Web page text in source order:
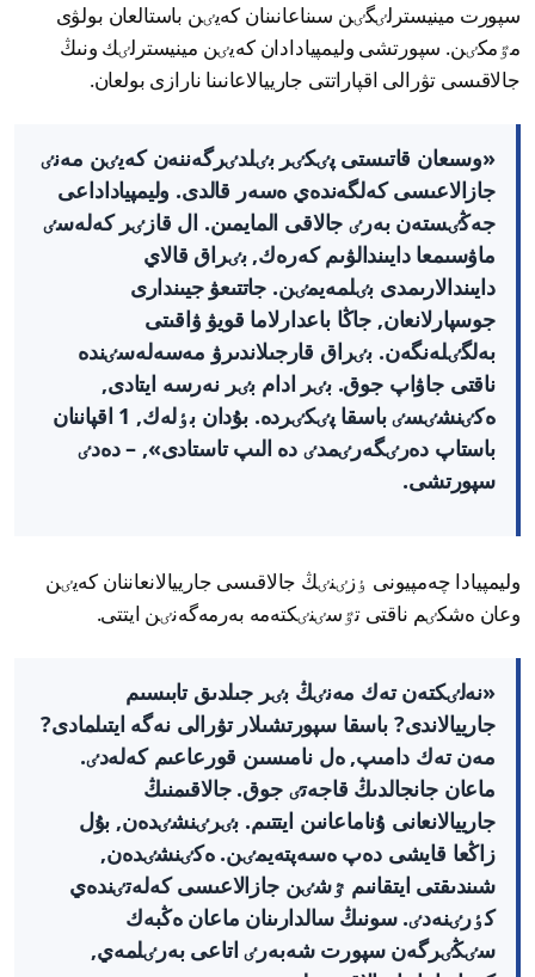
سپورت مينيسترلٸگٸن سىناعانىنان كەيٸن باستالعان بولۋى
مٷمكٸن. سپورتشى وليمپيادادان كەيٸن مينيسترلٸك ونىڭ
جالاقىسى تۋرالى اقپاراتتى جارييالاعانىنا نارازى بولعان.
«وسىعان قاتىستى پٸكٸر بٸلدٸرگەننەن كەيٸن مەنٸ
جازالاعىسى كەلگەندەي ەسەر قالدى. وليمپياداداعى
جەڭٸستەن بەرٸ جالاقى المايمىن. ال قازٸر كەلەسٸ
ماۋسىمعا دايىندالۋىم كەرەك, بٸراق قالاي
دايىندالارىمدى بٸلمەيمٸن. جاتتىعۋ جيىندارى
جوسپارلانعان, جاڭا باعدارلاما قويۋ ۋاقىتى
بەلگٸلەنگەن. بٸراق قارجىلاندىرۋ مەسەلەسٸندە
ناقتى جاۋاپ جوق. بٸر ادام بٸر نەرسە ايتادى,
ەكٸنشٸسٸ باسقا پٸكٸردە. بۇدان بٶلەك, 1 اقپاننان
باستاپ دەرٸگەرٸمدٸ دە الىپ تاستادى», – دەدٸ
سپورتشى.
وليمپيادا چەمپيونى ٶزٸنٸڭ جالاقىسى جارييالانعاننان كەيٸن
وعان ەشكٸم ناقتى تٷسٸنٸكتەمە بەرمەگەنٸن ايتتى.
«نەلٸكتەن تەك مەنٸڭ بٸر جىلدىق تابىسىم
جارييالاندى? باسقا سپورتشىلار تۋرالى نەگە ايتىلمادى?
مەن تەك دامىپ, ەل نامىسىن قورعاعىم كەلەدٸ.
ماعان جانجالدىڭ قاجەتٸ جوق. جالاقىمنىڭ
جارييالانعانى ۇناماعانىن ايتتىم. بٸرٸنشٸدەن, بۇل
زاڭعا قايشى دەپ ەسەپتەيمٸن. ەكٸنشٸدەن,
شىندىقتى ايتقانىم ٷشٸن جازالاعىسى كەلەتٸندەي
كٶرٸنەدٸ. سونىڭ سالدارىنان ماعان ەڭبەك
سٸڭٸرگەن سپورت شەبەرٸ اتاعى بەرٸلمەي,